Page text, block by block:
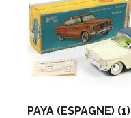
PAYA (ESPAGNE) (1)